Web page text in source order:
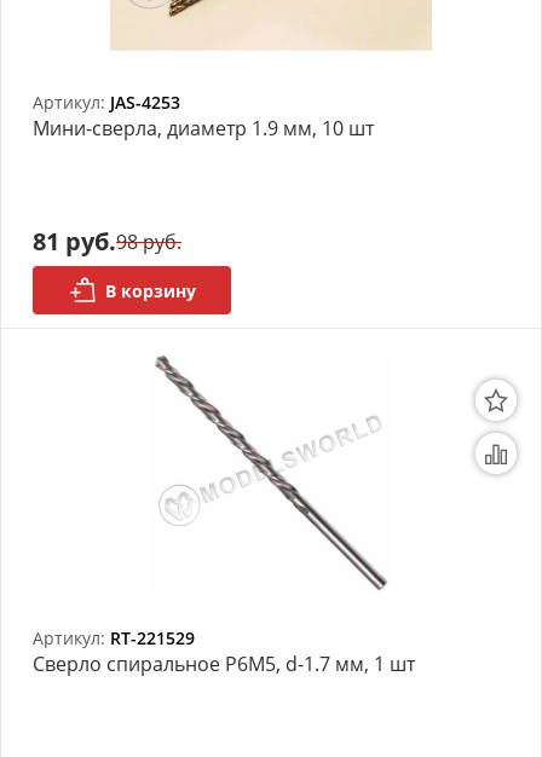
Артикул: JAS-4253
Мини-сверла, диаметр 1.9 мм, 10 шт
81 руб.98 руб.
В корзину
Артикул: RT-221529
Сверло спиральное Р6М5, d-1.7 мм, 1 шт